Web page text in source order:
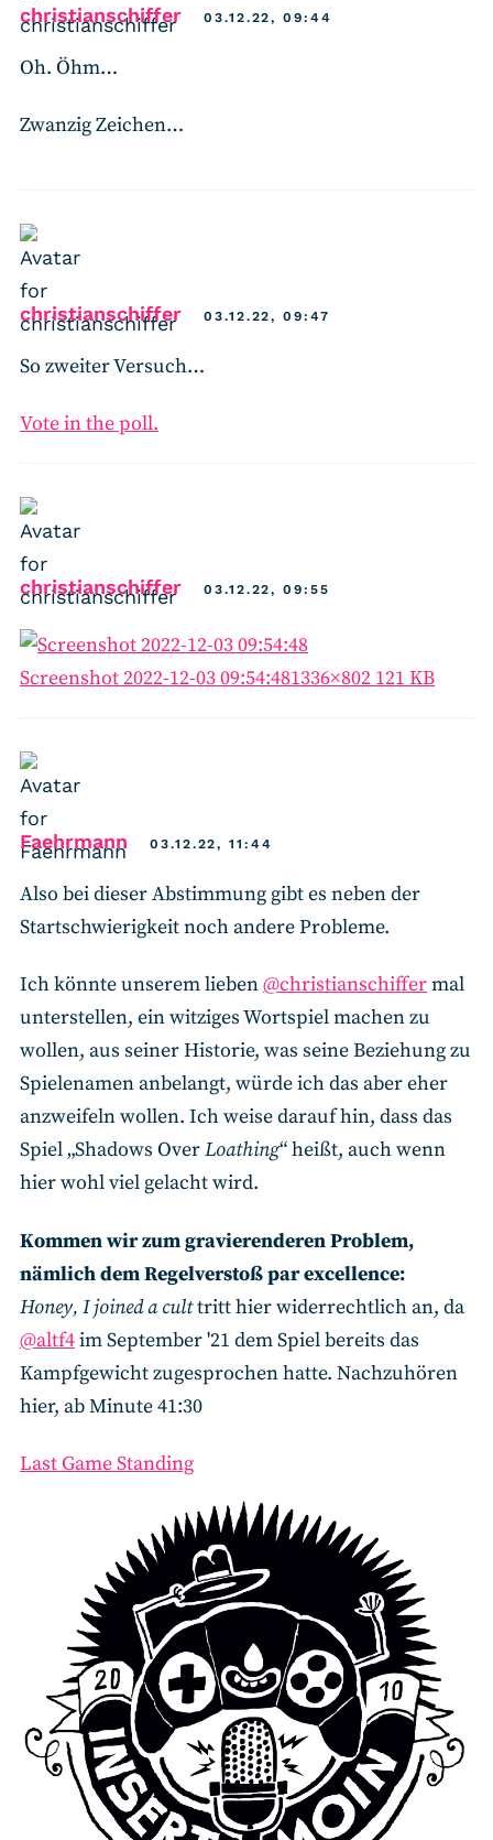
christianschiffersays:03.12.22, 09:44
Oh. Öhm…
Zwanzig Zeichen…
christianschiffersays:03.12.22, 09:47
So zweiter Versuch…
Vote in the poll.
christianschiffersays:03.12.22, 09:55
Screenshot 2022-12-03 09:54:481336×802 121 KB
Faehrmann says:
03.12.22, 11:44
Also bei dieser Abstimmung gibt es neben der
Startschwierigkeit noch andere Probleme.
Ich könnte unserem lieben@christianschiffermal
unterstellen, ein witziges Wortspiel machen zu
wollen, aus seiner Historie, was seine Beziehung zu
Spielenamen anbelangt, würde ich das aber eher
anzweifeln wollen. Ich weise darauf hin, dass das
Spiel „Shadows OverLoathing“ heißt, auch wenn
hier wohl viel gelacht wird.
Kommen wir zum gravierenderen Problem,
nämlich dem Regelverstoß par excellence:
Honey, I joined a culttritt hier widerrechtlich an, da
@altf4im September '21 dem Spiel bereits das
Kampfgewicht zugesprochen hatte. Nachzuhören
hier, ab Minute 41:30
Last Game Standing